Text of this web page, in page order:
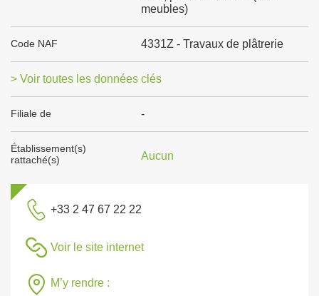
meubles)
Code NAF 4331Z - Travaux de plâtrerie
> Voir toutes les données clés
Filiale de -
Établissement(s)
rattaché(s)
Aucun
+33 2 47 67 22 22
Voir le site internet
M’y rendre :